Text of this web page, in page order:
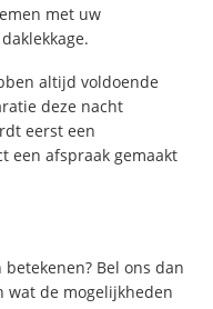
met uw
altijd voldoende
deze nacht
eerst een
een afspraak gemaakt
Bel ons dan
wat de mogelijkheden